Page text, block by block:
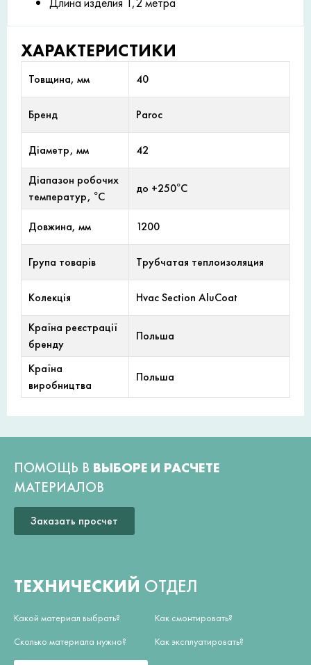
ХАРАКТЕРИСТИКИ
Товщина, мм 40
Бренд Paroc
Діаметр, мм 42
Діапазон робочих
температур, °С
до +250°С
Довжина, мм 1200
Група товарів Трубчатая теплоизоляция
Колекція Hvac Section AluCoat
Країна реєстрації
бренду
Польша
Країна
виробництва
Польша
ПОМОЩЬ В ВЫБОРЕ И РАСЧЕТЕ
МАТЕРИАЛОВ
Заказать просчет
ТЕХНИЧЕСКИЙ ОТДЕЛ
Какой материал выбрать?
Сколько материала нужно?
Как смонтировать?
Как эксплуатировать?